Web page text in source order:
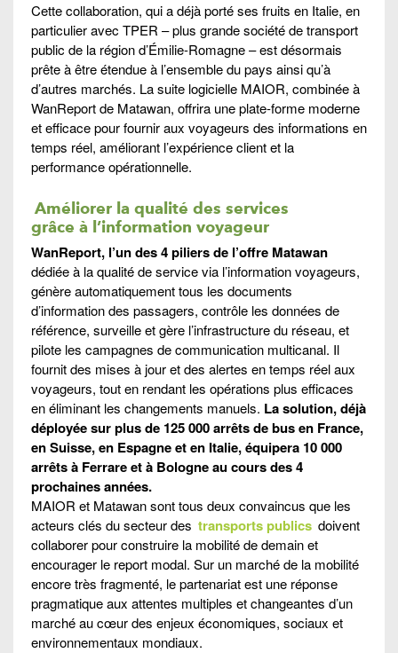
Cette collaboration, qui a déjà porté ses fruits en Italie, en
particulier avec TPER – plus grande société de transport
public de la région d’Émilie-Romagne – est désormais
prête à être étendue à l’ensemble du pays ainsi qu’à
d’autres marchés. La suite logicielle MAIOR, combinée à
WanReport de Matawan, offrira une plate-forme moderne
et efficace pour fournir aux voyageurs des informations en
temps réel, améliorant l’expérience client et la
performance opérationnelle.
Améliorer la qualité des services
grâce à l’information voyageur
WanReport, l’un des 4 piliers de l’offre Matawan
dédiée à la qualité de service via l’information voyageurs,
génère automatiquement tous les documents
d’information des passagers, contrôle les données de
référence, surveille et gère l’infrastructure du réseau, et
pilote les campagnes de communication multicanal. Il
fournit des mises à jour et des alertes en temps réel aux
voyageurs, tout en rendant les opérations plus efficaces
en éliminant les changements manuels. La solution, déjà
déployée sur plus de 125 000 arrêts de bus en France,
en Suisse, en Espagne et en Italie, équipera 10 000
arrêts à Ferrare et à Bologne au cours des 4
prochaines années.
MAIOR et Matawan sont tous deux convaincus que les
acteurs clés du secteur des transports publics doivent
collaborer pour construire la mobilité de demain et
encourager le report modal. Sur un marché de la mobilité
encore très fragmenté, le partenariat est une réponse
pragmatique aux attentes multiples et changeantes d’un
marché au cœur des enjeux économiques, sociaux et
environnementaux mondiaux.